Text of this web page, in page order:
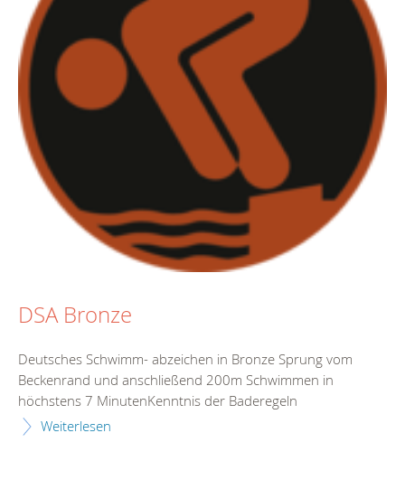
DSA Bronze
Deutsches Schwimm- abzeichen in Bronze Sprung vom
Beckenrand und anschließend 200m Schwimmen in
höchstens 7 MinutenKenntnis der Baderegeln
Weiterlesen